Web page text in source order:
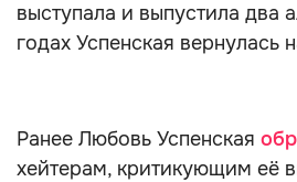
выступала и выпустила два
годах Успенская вернулась
Ранее Любовь Успенская
хейтерам, критикующим её